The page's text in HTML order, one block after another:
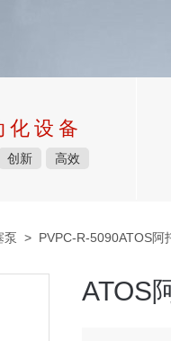
化设备
创新 高效
泵 > PVPC-R-5090ATOS阿
ATOS